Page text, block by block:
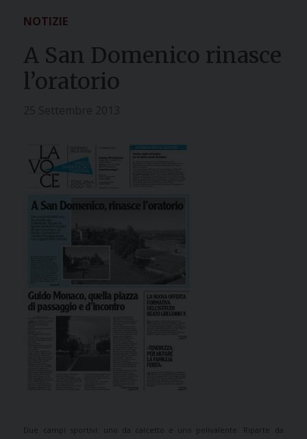
NOTIZIE
A San Domenico rinasce
l’oratorio
Due campi sportivi: uno da calcetto e uno polivalente. Riparte da